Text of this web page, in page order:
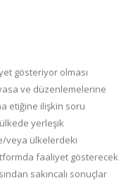
gösteriyor olması
ve düzenlemelerine
etiğine ilişkin soru
yerleşik
veya ülkelerdeki
faaliyet gösterecek
sakıncalı sonuçlar